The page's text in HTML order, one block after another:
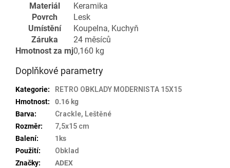
Materiál
Keramika
Povrch
Lesk
Umístění
Koupelna, Kuchyň
Záruka
24 měsíců
Hmotnost za mj0,160 kg
Doplňkové parametry
Kategorie:
RETRO OBKLADY MODERNISTA 15X15
Hmotnost:
0.16 kg
Barva:
Crackle, Leštěné
Rozměr:
7,5x15 cm
Balení:
1ks
Použití:
Obklad
Značky:
ADEX